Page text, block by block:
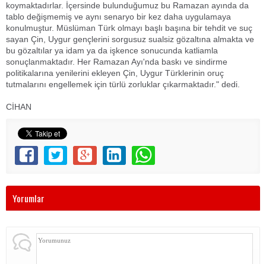
koymaktadırlar. İçersinde bulunduğumuz bu Ramazan ayında da
tablo değişmemiş ve aynı senaryo bir kez daha uygulamaya
konulmuştur. Müslüman Türk olmayı başlı başına bir tehdit ve suç
sayan Çin, Uygur gençlerini sorgusuz sualsiz gözaltına almakta ve
bu gözaltılar ya idam ya da işkence sonucunda katliamla
sonuçlanmaktadır. Her Ramazan Ayı'nda baskı ve sindirme
politikalarına yenilerini ekleyen Çin, Uygur Türklerinin oruç
tutmalarını engellemek için türlü zorluklar çıkarmaktadır." dedi.
CİHAN
Yorumlar